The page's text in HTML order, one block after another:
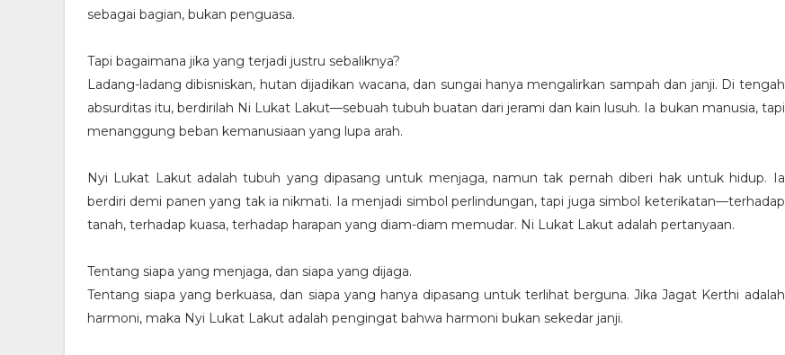
sebagai bagian, bukan penguasa.
Tapi bagaimana jika yang terjadi justru sebaliknya?
Ladang-ladang dibisniskan, hutan dijadikan wacana, dan sungai hanya mengalirkan sampah dan janji. Di tengah
absurditas itu, berdirilah Ni Lukat Lakut—sebuah tubuh buatan dari jerami dan kain lusuh. Ia bukan manusia, tapi
menanggung beban kemanusiaan yang lupa arah.
Nyi Lukat Lakut adalah tubuh yang dipasang untuk menjaga, namun tak pernah diberi hak untuk hidup. Ia
berdiri demi panen yang tak ia nikmati. Ia menjadi simbol perlindungan, tapi juga simbol keterikatan—terhadap
tanah, terhadap kuasa, terhadap harapan yang diam-diam memudar. Ni Lukat Lakut adalah pertanyaan.
Tentang siapa yang menjaga, dan siapa yang dijaga.
Tentang siapa yang berkuasa, dan siapa yang hanya dipasang untuk terlihat berguna. Jika Jagat Kerthi adalah
harmoni, maka Nyi Lukat Lakut adalah pengingat bahwa harmoni bukan sekedar janji.